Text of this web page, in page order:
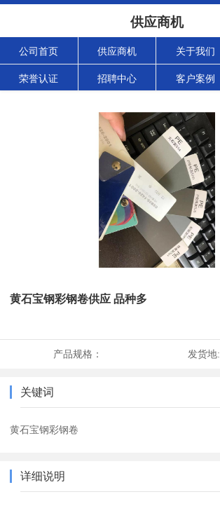
供应商机
公司首页 供应商机 关于我们
荣誉认证 招聘中心 客户案例
黄石宝钢彩钢卷供应 品种多
产品规格： 发货地:
关键词
黄石宝钢彩钢卷
详细说明